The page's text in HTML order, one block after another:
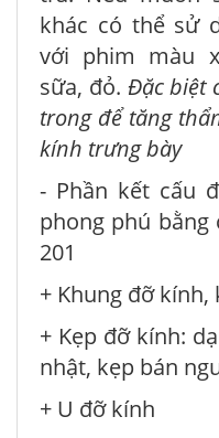
khác có thể sử
với phim màu
sữa, đỏ. Đặc biệt
trong để tăng
kính trưng bày
- Phần kết cấu
phong phú bằng
201
+ Khung đỡ kính,
+ Kẹp đỡ kính:
nhật, kẹp bán
+ U đỡ kính